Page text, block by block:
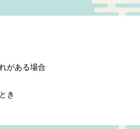
がある場合
き